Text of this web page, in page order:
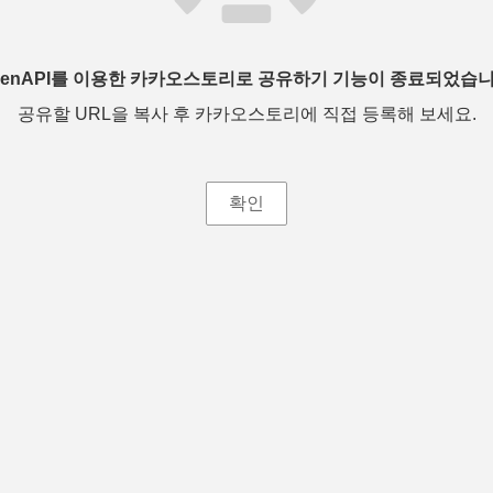
를 이용한 카카오스토리로 공유하기 기능이 종료되었습
공유할 URL을 복사 후 카카오스토리에 직접 등록해 보세요.
확인